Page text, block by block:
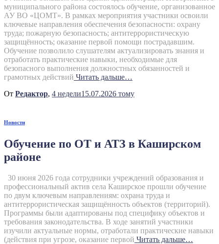
муниципального района состоялось обучение, организованное
АУ ВО «ЦОМТ». В рамках мероприятия участники освоили
ключевые направления обеспечения безопасности: охрану
труда; пожарную безопасность; антитеррористическую
защищённость; оказание первой помощи пострадавшим.
Обучение позволило слушателям актуализировать знания и
отработать практические навыки, необходимые для
безопасного выполнения должностных обязанностей и
грамотных действий Читать дальше…
От Редактор, 4 недели15.07.2026 тому
Новости
Обучение по ОТ и АТЗ в Каширском
районе
30 июня 2026 года сотрудники учреждений образования и
профессиональный актив села Каширское прошли обучение
по двум ключевым направлениям: охрана труда и
антитеррористическая защищённость объектов (территорий).
Программы были адаптированы под специфику объектов и
требования законодательства. В ходе занятий участники
изучили актуальные нормы, отработали практические навыки
(действия при угрозе, оказание первой Читать дальше…